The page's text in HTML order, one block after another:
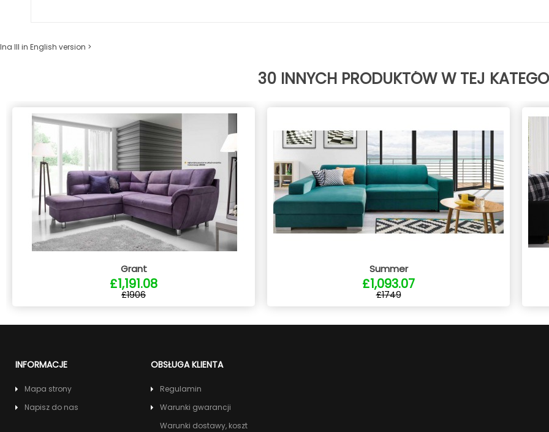
Ina III in English version >
30 INNYCH PRODUKTÓW W TEJ
Grant
£1,191.08
£1906
Summer
£1,093.07
£1749
INFORMACJE
Mapa strony
Napisz do nas
OBSŁUGA KLIENTA
Regulamin
Warunki gwarancji
Warunki dostawy, koszt